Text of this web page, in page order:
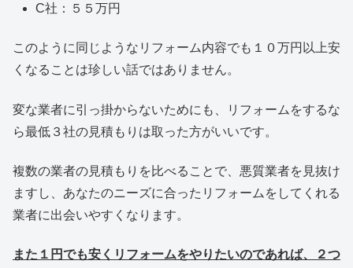
C社：５５万円
このように同じようなリフォーム内容でも１０万円以上安
くなることは珍しい話ではありません。
変な業者に引っ掛からないためにも、リフォームをするな
ら最低３社の見積もりは取った方がいいです。
複数の業者の見積もりを比べることで、悪質業者を見抜け
ますし、あなたのニーズに合ったリフォームをしてくれる
業者に出会いやすくなります。
また１円でも安くリフォームをやりたいのであれば、２つ